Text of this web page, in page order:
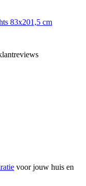
83x201,5 cm
voor jouw huis en